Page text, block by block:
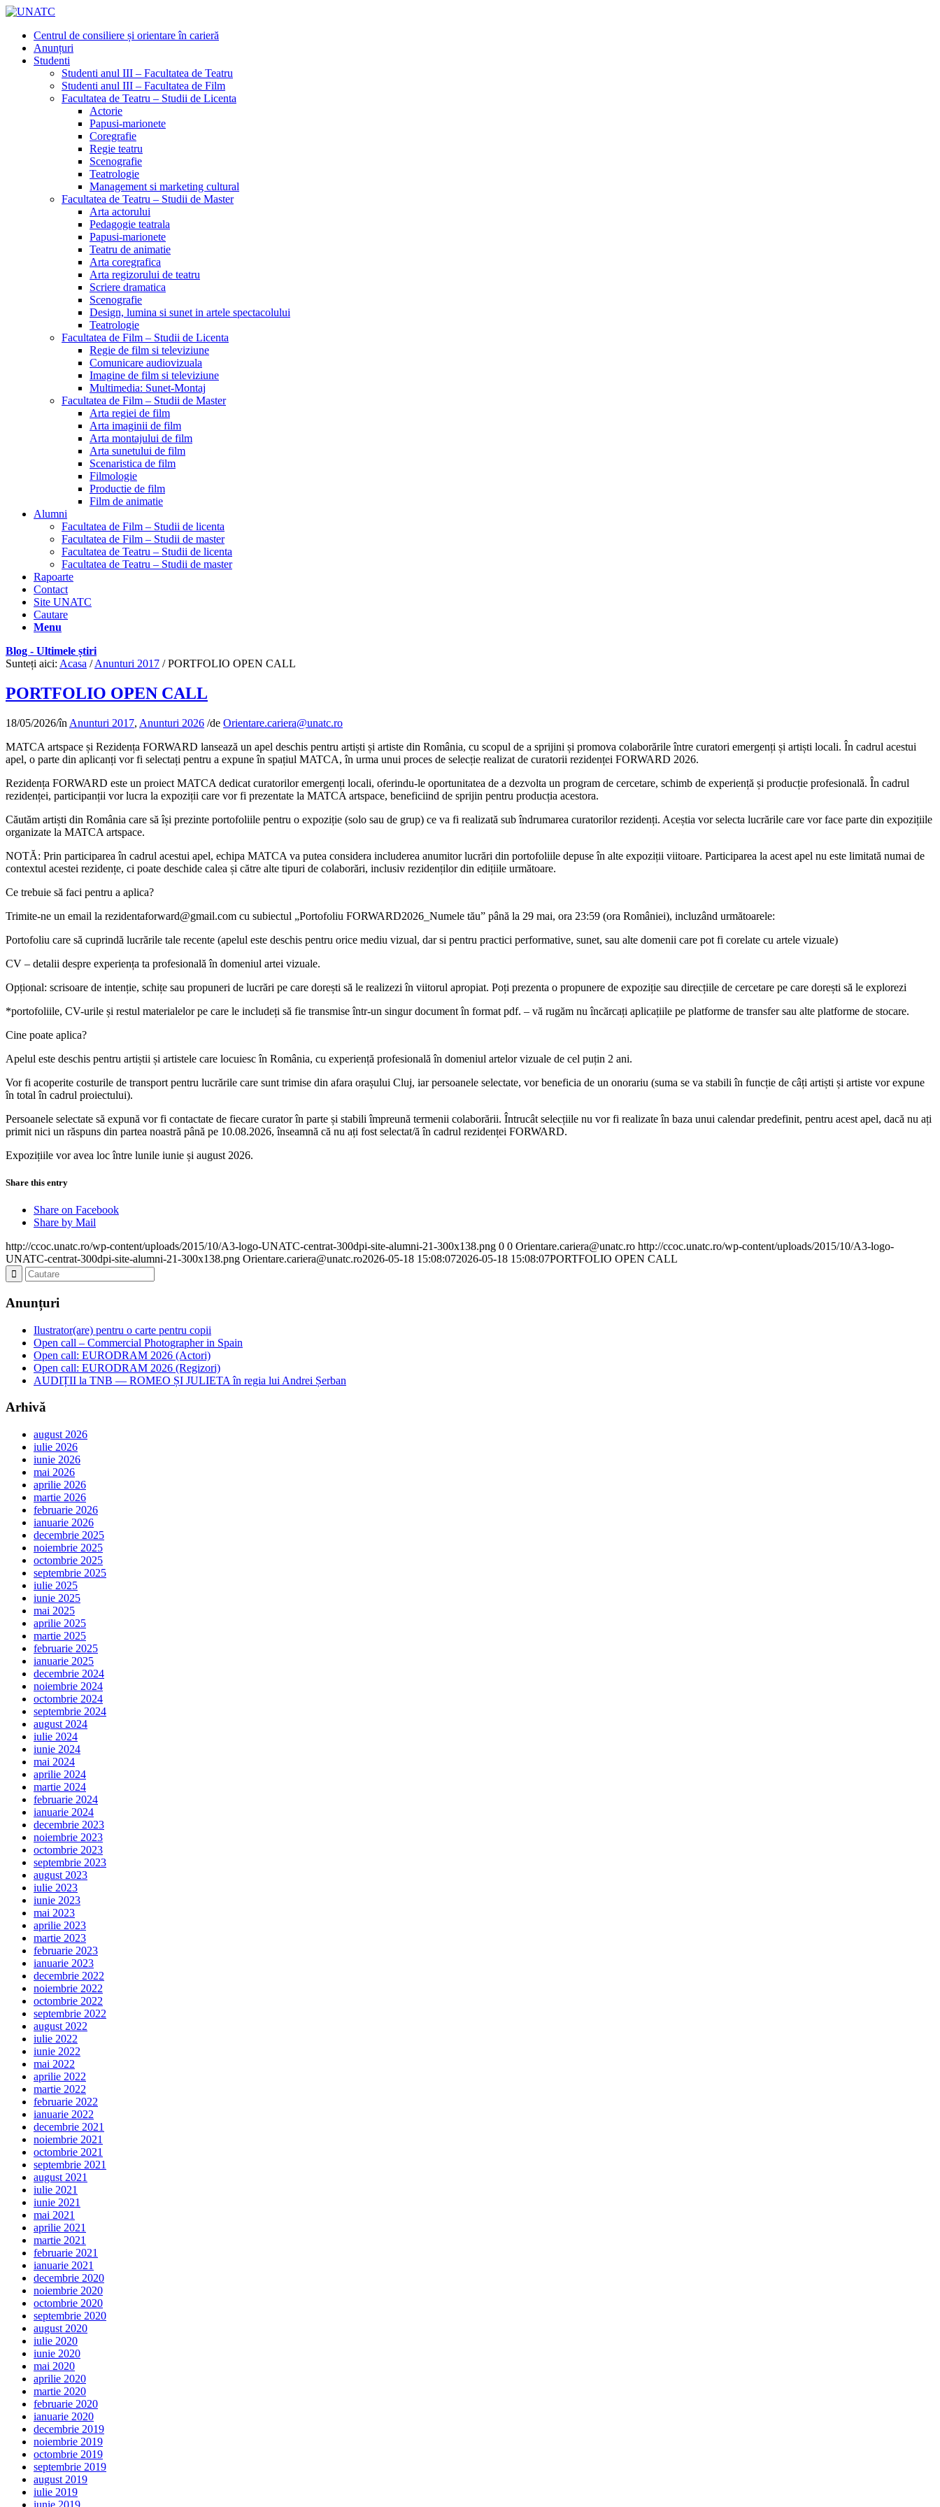
Centrul de consiliere și orientare în carieră
Anunțuri
Studenti
Studenti anul III – Facultatea de Teatru
Studenti anul III – Facultatea de Film
Facultatea de Teatru – Studii de Licenta
Actorie
Papusi-marionete
Coregrafie
Regie teatru
Scenografie
Teatrologie
Management si marketing cultural
Facultatea de Teatru – Studii de Master
Arta actorului
Pedagogie teatrala
Papusi-marionete
Teatru de animatie
Arta coregrafica
Arta regizorului de teatru
Scriere dramatica
Scenografie
Design, lumina si sunet in artele spectacolului
Teatrologie
Facultatea de Film – Studii de Licenta
Regie de film si televiziune
Comunicare audiovizuala
Imagine de film si televiziune
Multimedia: Sunet-Montaj
Facultatea de Film – Studii de Master
Arta regiei de film
Arta imaginii de film
Arta montajului de film
Arta sunetului de film
Scenaristica de film
Filmologie
Productie de film
Film de animatie
Alumni
Facultatea de Film – Studii de licenta
Facultatea de Film – Studii de master
Facultatea de Teatru – Studii de licenta
Facultatea de Teatru – Studii de master
Rapoarte
Contact
Site UNATC
Cautare
Menu
Blog - Ultimele știri
Sunteți aici: Acasa / Anunturi 2017 / PORTFOLIO OPEN CALL
PORTFOLIO OPEN CALL
18/05/2026/în Anunturi 2017, Anunturi 2026 /de Orientare.cariera@unatc.ro
MATCA artspace și Rezidența FORWARD lansează un apel deschis pentru artiști și artiste din România, cu scopul de a sprijini și promova colaborările între curatori emergenți și artiști locali. În cadrul acestui
apel, o parte din aplicanți vor fi selectați pentru a expune în spațiul MATCA, în urma unui proces de selecție realizat de curatorii rezidenței FORWARD 2026.
Rezidența FORWARD este un proiect MATCA dedicat curatorilor emergenți locali, oferindu-le oportunitatea de a dezvolta un program de cercetare, schimb de experiență și producție profesională. În cadrul
rezidenței, participanții vor lucra la expoziții care vor fi prezentate la MATCA artspace, beneficiind de sprijin pentru producția acestora.
Căutăm artiști din România care să își prezinte portofoliile pentru o expoziție (solo sau de grup) ce va fi realizată sub îndrumarea curatorilor rezidenți. Aceștia vor selecta lucrările care vor face parte din expozițiile
organizate la MATCA artspace.
NOTĂ: Prin participarea în cadrul acestui apel, echipa MATCA va putea considera includerea anumitor lucrări din portofoliile depuse în alte expoziții viitoare. Participarea la acest apel nu este limitată numai de
contextul acestei rezidențe, ci poate deschide calea și către alte tipuri de colaborări, inclusiv rezidenților din edițiile următoare.
Ce trebuie să faci pentru a aplica?
Trimite-ne un email la rezidentaforward@gmail.com cu subiectul „Portofoliu FORWARD2026_Numele tău” până la 29 mai, ora 23:59 (ora României), incluzând următoarele:
Portofoliu care să cuprindă lucrările tale recente (apelul este deschis pentru orice mediu vizual, dar si pentru practici performative, sunet, sau alte domenii care pot fi corelate cu artele vizuale)
CV – detalii despre experiența ta profesională în domeniul artei vizuale.
Opțional: scrisoare de intenție, schițe sau propuneri de lucrări pe care dorești să le realizezi în viitorul apropiat. Poți prezenta o propunere de expoziție sau direcțiile de cercetare pe care dorești să le explorezi
*portofoliile, CV-urile și restul materialelor pe care le includeți să fie transmise într-un singur document în format pdf. – vă rugăm nu încărcați aplicațiile pe platforme de transfer sau alte platforme de stocare.
Cine poate aplica?
Apelul este deschis pentru artiștii și artistele care locuiesc în România, cu experiență profesională în domeniul artelor vizuale de cel puțin 2 ani.
Vor fi acoperite costurile de transport pentru lucrările care sunt trimise din afara orașului Cluj, iar persoanele selectate, vor beneficia de un onorariu (suma se va stabili în funcție de câți artiști și artiste vor expune
în total în cadrul proiectului).
Persoanele selectate să expună vor fi contactate de fiecare curator în parte și stabili împreună termenii colaborării. Întrucât selecțiile nu vor fi realizate în baza unui calendar predefinit, pentru acest apel, dacă nu ați
primit nici un răspuns din partea noastră până pe 10.08.2026, înseamnă că nu ați fost selectat/ă în cadrul rezidenței FORWARD.
Expozițiile vor avea loc între lunile iunie și august 2026.
Share this entry
Share on Facebook
Share by Mail
http://ccoc.unatc.ro/wp-content/uploads/2015/10/A3-logo-UNATC-centrat-300dpi-site-alumni-21-300x138.png 0 0 Orientare.cariera@unatc.ro http://ccoc.unatc.ro/wp-content/uploads/2015/10/A3-logo-
UNATC-centrat-300dpi-site-alumni-21-300x138.png Orientare.cariera@unatc.ro2026-05-18 15:08:072026-05-18 15:08:07PORTFOLIO OPEN CALL
Anunțuri
Ilustrator(are) pentru o carte pentru copii
Open call – Commercial Photographer in Spain
Open call: EURODRAM 2026 (Actori)
Open call: EURODRAM 2026 (Regizori)
AUDIȚII la TNB — ROMEO ȘI JULIETA în regia lui Andrei Șerban
Arhivă
august 2026
iulie 2026
iunie 2026
mai 2026
aprilie 2026
martie 2026
februarie 2026
ianuarie 2026
decembrie 2025
noiembrie 2025
octombrie 2025
septembrie 2025
iulie 2025
iunie 2025
mai 2025
aprilie 2025
martie 2025
februarie 2025
ianuarie 2025
decembrie 2024
noiembrie 2024
octombrie 2024
septembrie 2024
august 2024
iulie 2024
iunie 2024
mai 2024
aprilie 2024
martie 2024
februarie 2024
ianuarie 2024
decembrie 2023
noiembrie 2023
octombrie 2023
septembrie 2023
august 2023
iulie 2023
iunie 2023
mai 2023
aprilie 2023
martie 2023
februarie 2023
ianuarie 2023
decembrie 2022
noiembrie 2022
octombrie 2022
septembrie 2022
august 2022
iulie 2022
iunie 2022
mai 2022
aprilie 2022
martie 2022
februarie 2022
ianuarie 2022
decembrie 2021
noiembrie 2021
octombrie 2021
septembrie 2021
august 2021
iulie 2021
iunie 2021
mai 2021
aprilie 2021
martie 2021
februarie 2021
ianuarie 2021
decembrie 2020
noiembrie 2020
octombrie 2020
septembrie 2020
august 2020
iulie 2020
iunie 2020
mai 2020
aprilie 2020
martie 2020
februarie 2020
ianuarie 2020
decembrie 2019
noiembrie 2019
octombrie 2019
septembrie 2019
august 2019
iulie 2019
iunie 2019